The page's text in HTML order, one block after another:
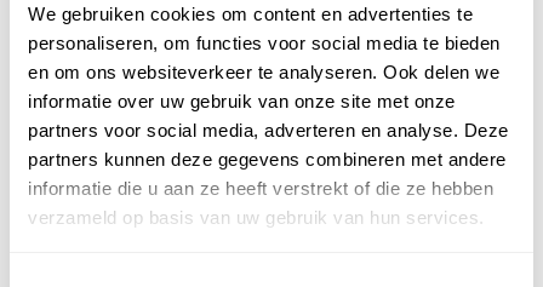
We gebruiken cookies om content en advertenties te
personaliseren, om functies voor social media te bieden
en om ons websiteverkeer te analyseren. Ook delen we
informatie over uw gebruik van onze site met onze
partners voor social media, adverteren en analyse. Deze
partners kunnen deze gegevens combineren met andere
informatie die u aan ze heeft verstrekt of die ze hebben
verzameld op basis van uw gebruik van hun services.
Vertrek in oktober 2026.
BEKIJK
Naast de reguliere trails en routes, staat de Algarve
bekend om haar wandelfestivals. Reporter Jeroen
vertelt je meer over het Walk and Art Festival en